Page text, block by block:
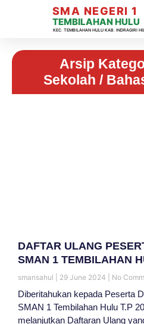
SMA NEGERI 1
TEMBILAHAN HULU
KEC. TEMBILAHAN HULU KAB. INDRAGIRI
Arsip
Sekolah /
DAFTAR ULANG
SMAN 1 TEMBILAHAN
smansahul 29 June 2024 No
Diberitahukan kepada Peserta
SMAN 1 Tembilahan Hulu T.P
melanjutkan Daftaran Ulang